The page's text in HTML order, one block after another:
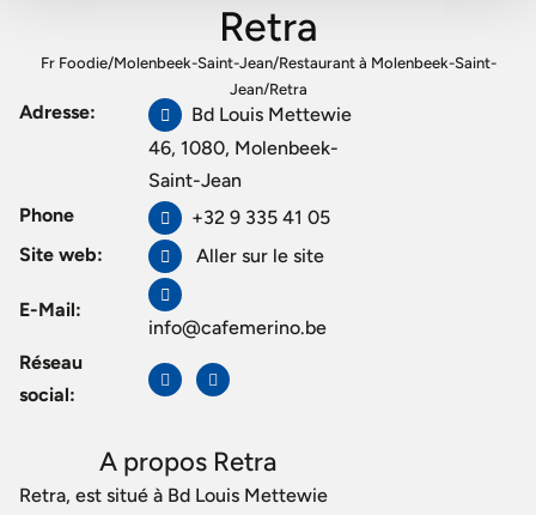
Retra
Fr Foodie/Molenbeek-Saint-Jean/Restaurant à Molenbeek-Saint-
Jean/Retra
Adresse:
Bd Louis Mettewie
46, 1080, Molenbeek-
Saint-Jean
Phone
+32 9 335 41 05
Site web:
Aller sur le site
E-Mail:
info@cafemerino.be
Réseau
social:
A propos Retra
Retra, est situé à Bd Louis Mettewie